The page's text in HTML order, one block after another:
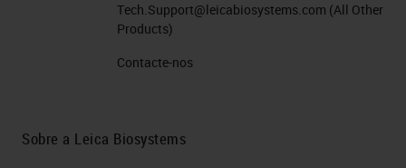
Tech.Support@leicabiosystems.com (All Other
Products)
Contacte-nos
Sobre a Leica Biosystems